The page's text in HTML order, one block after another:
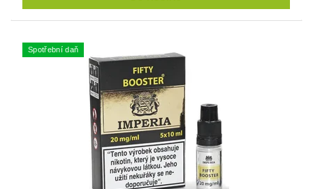
Spotřební daň